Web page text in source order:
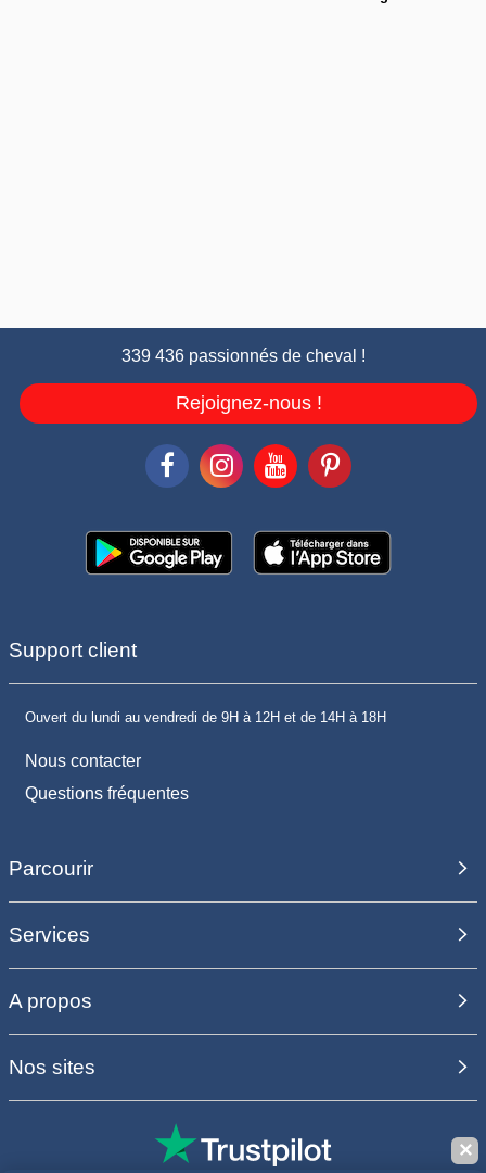
339 436 passionnés de cheval !
Rejoignez-nous !
Support client
Ouvert du lundi au vendredi de 9H à 12H et de 14H à 18H
Nous contacter
Questions fréquentes
Parcourir
Services
A propos
Nos sites
✕